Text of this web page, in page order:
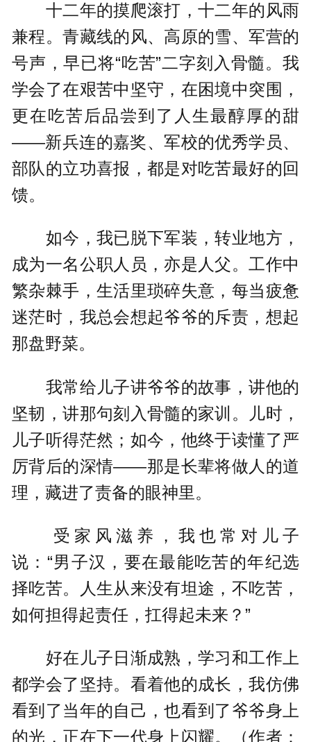
十二年的摸爬滚打，十二年的风雨
兼程。青藏线的风、高原的雪、军营的
号声，早已将“吃苦”二字刻入骨髓。我
学会了在艰苦中坚守，在困境中突围，
更在吃苦后品尝到了人生最醇厚的甜
——新兵连的嘉奖、军校的优秀学员、
部队的立功喜报，都是对吃苦最好的回
馈。
如今，我已脱下军装，转业地方，
成为一名公职人员，亦是人父。工作中
繁杂棘手，生活里琐碎失意，每当疲惫
迷茫时，我总会想起爷爷的斥责，想起
那盘野菜。
我常给儿子讲爷爷的故事，讲他的
坚韧，讲那句刻入骨髓的家训。儿时，
儿子听得茫然；如今，他终于读懂了严
厉背后的深情——那是长辈将做人的道
理，藏进了责备的眼神里。
受家风滋养，我也常对儿子
说：“男子汉，要在最能吃苦的年纪选
择吃苦。人生从来没有坦途，不吃苦，
如何担得起责任，扛得起未来？”
好在儿子日渐成熟，学习和工作上
都学会了坚持。看着他的成长，我仿佛
看到了当年的自己，也看到了爷爷身上
的光，正在下一代身上闪耀。（作者：